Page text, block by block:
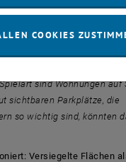
setzen.
Kombination aus
sind Wohnungen auf
sichtbaren Parkplätze, die
so wichtig sind, könnten
Versiegelte Flächen
COOKIES